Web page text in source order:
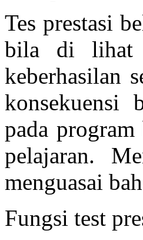
Tes prestasi
bila di lihat
keberhasilan
konsekuensi
pada
pelajaran.
menguasai
Fungsi test